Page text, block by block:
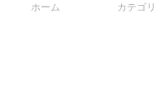
ホーム カテゴリ